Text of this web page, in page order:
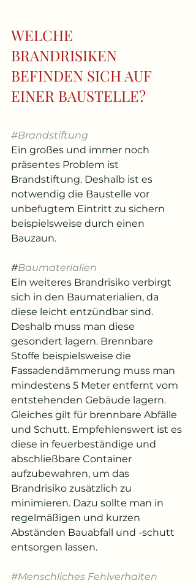
WELCHE
BRANDRISIKEN
BEFINDEN SICH AUF
EINER BAUSTELLE?
#Brandstiftung
Ein großes und immer noch
präsentes Problem ist
Brandstiftung. Deshalb ist es
notwendig die Baustelle vor
unbefugtem Eintritt zu sichern
beispielsweise durch einen
Bauzaun.
#Baumaterialien
Ein weiteres Brandrisiko verbirgt
sich in den Baumaterialien, da
diese leicht entzündbar sind.
Deshalb muss man diese
gesondert lagern. Brennbare
Stoffe beispielsweise die
Fassadendämmerung muss man
mindestens 5 Meter entfernt vom
entstehenden Gebäude lagern.
Gleiches gilt für brennbare Abfälle
und Schutt. Empfehlenswert ist es
diese in feuerbeständige und
abschließbare Container
aufzubewahren, um das
Brandrisiko zusätzlich zu
minimieren. Dazu sollte man in
regelmäßigen und kurzen
Abständen Bauabfall und -schutt
entsorgen lassen.
#Menschliches Fehlverhalten